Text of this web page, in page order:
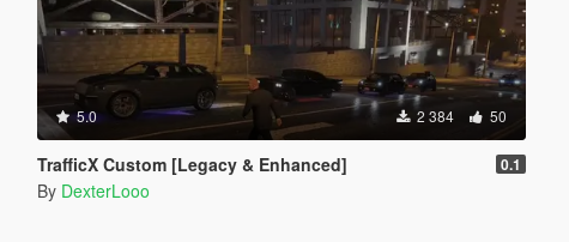
5.0 2 384 50
TrafficX Custom [Legacy & Enhanced] 0.1
By DexterLooo